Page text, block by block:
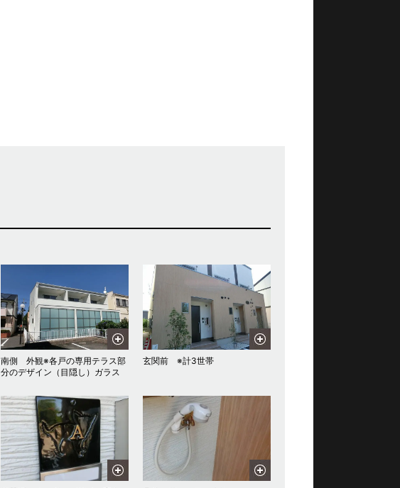
南側 外観※各戸の専用テラス部
分のデザイン（目隠し）ガラス
玄関前 ※計3世帯